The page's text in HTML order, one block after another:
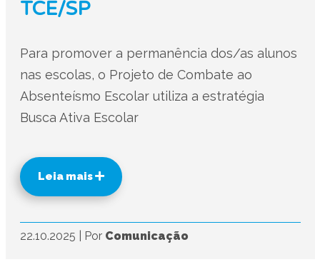
TCE/SP
Para promover a permanência dos/as alunos
nas escolas, o Projeto de Combate ao
Absenteísmo Escolar utiliza a estratégia
Busca Ativa Escolar
Leia mais
22.10.2025 Por Comunicação